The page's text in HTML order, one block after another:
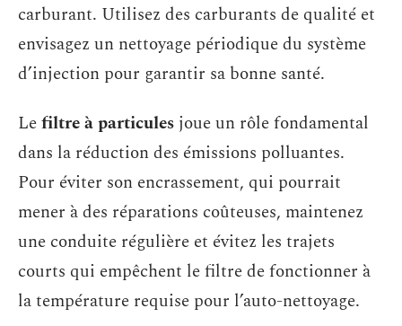
carburant. Utilisez des carburants de qualité et
envisagez un nettoyage périodique du système
d’injection pour garantir sa bonne santé.
Lefiltre à particules joue un rôle fondamental
dans la réduction des émissions polluantes.
Pour éviter son encrassement, qui pourrait
mener à des réparations coûteuses, maintenez
une conduite régulière et évitez les trajets
courts qui empêchent le filtre de fonctionner à
la température requise pour l’auto-nettoyage.